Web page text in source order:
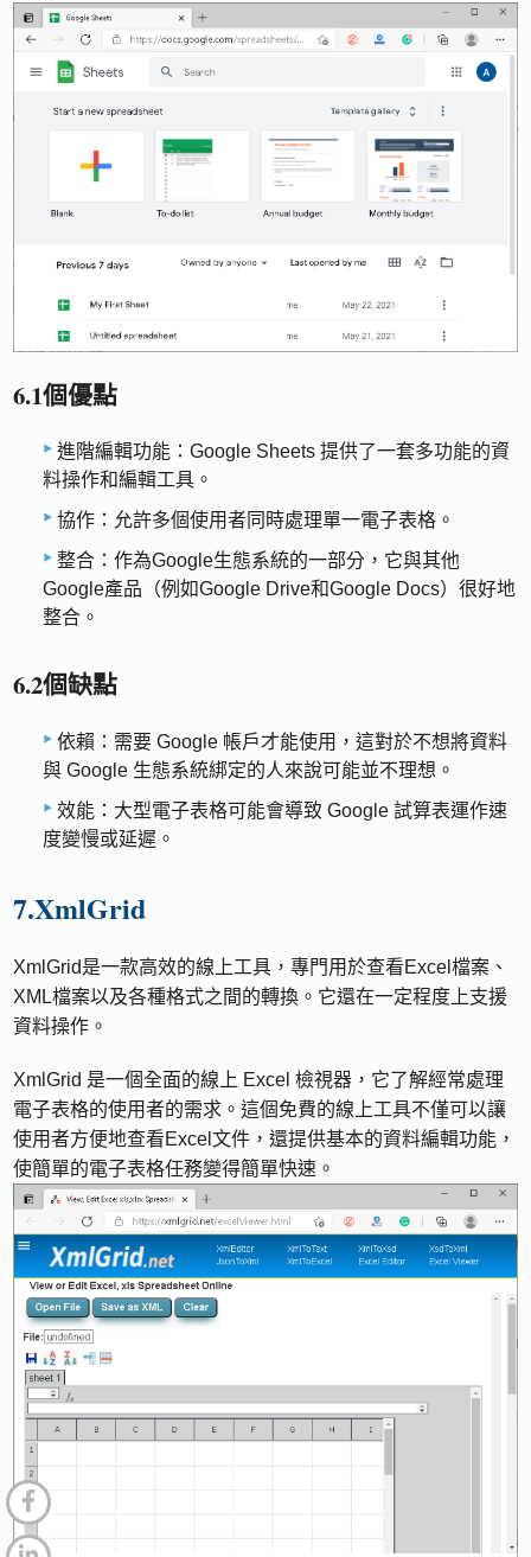
6.1個優點
進階編輯功能：Google Sheets 提供了一套多功能的資
料操作和編輯工具。
協作：允許多個使用者同時處理單一電子表格。
整合：作為Google生態系統的一部分，它與其他
Google產品（例如Google Drive和Google Docs）很好地
整合。
6.2個缺點
依賴：需要 Google 帳戶才能使用，這對於不想將資料
與 Google 生態系統綁定的人來說可能並不理想。
效能：大型電子表格可能會導致 Google 試算表運作速
度變慢或延遲。
7.XmlGrid
XmlGrid是一款高效的線上工具，專門用於查看Excel檔案、
XML檔案以及各種格式之間的轉換。它還在一定程度上支援
資料操作。
XmlGrid 是一個全面的線上 Excel 檢視器，它了解經常處理
電子表格的使用者的需求。這個免費的線上工具不僅可以讓
使用者方便地查看Excel文件，還提供基本的資料編輯功能，
使簡單的電子表格任務變得簡單快速。